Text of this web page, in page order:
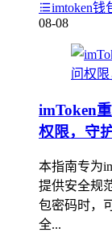
imtoken钱
08-08
imToken
权限，守
本指南专为
提供安全规
包密码时，
全...